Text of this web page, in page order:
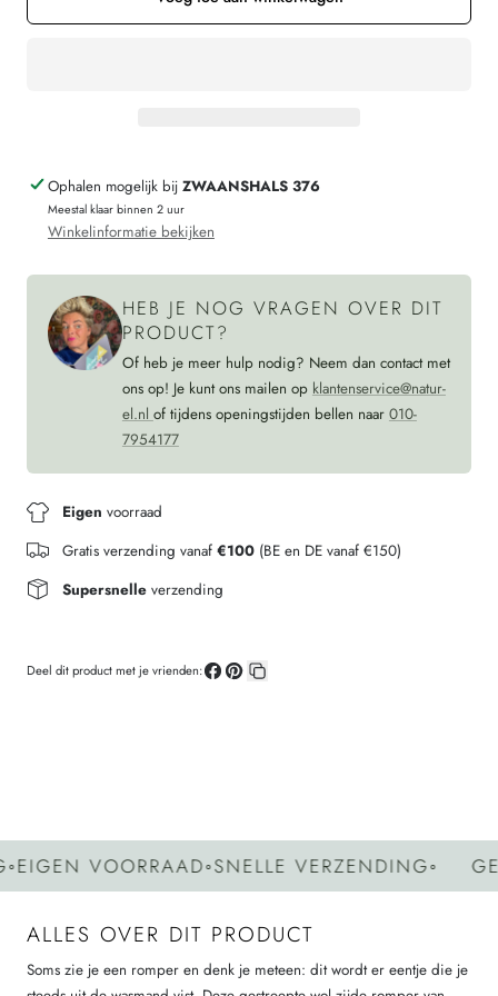
ENGEL
mouw
GESTREEPT
voor
lange
mouw
walnoot
Ophalen mogelijk bij ZWAANSHALS 376
Meestal klaar binnen 2 uur
Winkelinformatie bekijken
HEB JE NOG VRAGEN OVER DIT
PRODUCT?
Of heb je meer hulp nodig? Neem dan contact met
ons op! Je kunt ons mailen op klantenservice@natur-
el.nl of tijdens openingstijden bellen naar 010-
7954177
Eigen voorraad
Gratis verzending vanaf €100 (BE en DE vanaf €150)
Supersnelleverzending
Deel dit product met je vrienden:
VOORRAAD◦SNELLE VERZENDING◦ GEEN
ALLES OVER DIT PRODUCT
Soms zie je een romper en denk je meteen: dit wordt er eentje die je